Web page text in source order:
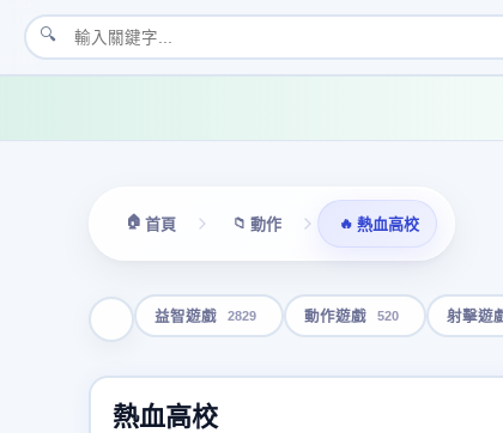
🔍
🏠 首頁 📁 動作 🔥 熱血高校
益智遊戲 2829 動作遊戲 520 射擊遊
熱血高校